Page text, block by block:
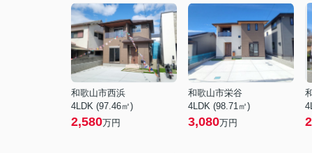
和歌山市西浜
4LDK (97.46㎡)
2,580万円
和歌山市栄谷
4LDK (98.71㎡)
3,080万円